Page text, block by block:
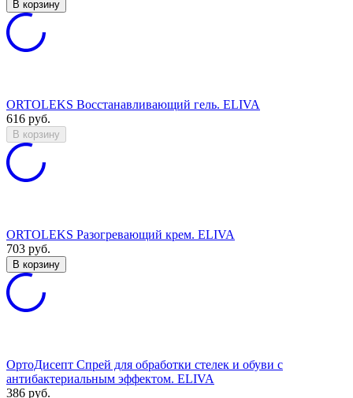
В корзину
ORTOLEKS Восстанавливающий гель. ELIVA
616 руб.
В корзину
ORTOLEKS Разогревающий крем. ELIVA
703 руб.
В корзину
ОртоДисепт Спрей для обработки стелек и обуви с
антибактериальным эффектом. ELIVA
386 руб.